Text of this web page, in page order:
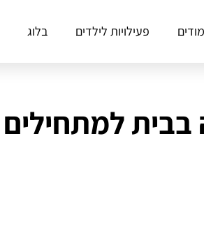
פעילויות לילדים בלוג
בבית למתחילים